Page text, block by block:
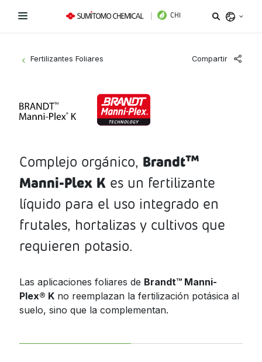
CHI
Jamaica
Nicaragua
Paraguay
Líneas de Productos
Coadyuvantes
Fertilizantes Foliares
Fungicidas
Herbicidas
Inoculantes Micorrízicos
Insecticidas y Acaricidas
¿Necesitas ayuda?
Sitio Institucional
InstagramFacebook
Fertilizantes Foliares Compartir
Complejo orgánico, Brandt™
Manni-Plex K es un fertilizante
líquido para el uso integrado en
frutales, hortalizas y cultivos que
requieren potasio.
Las aplicaciones foliares de Brandt™ Manni-
Plex® Kno reemplazan la fertilización potásica al
suelo, sino que la complementan.